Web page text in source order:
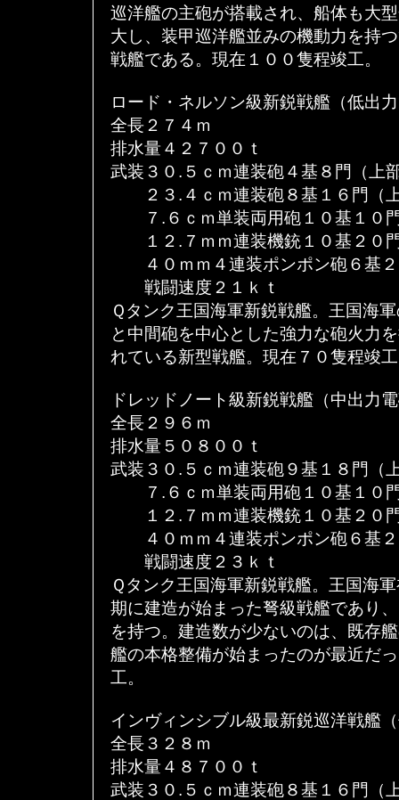
巡洋艦の主砲が搭載され、船体も大
大し、装甲巡洋艦並みの機動力を持
戦艦である。現在１００隻程竣工。
ロード・ネルソン級新鋭戦艦（低出
全長２７４ｍ
排水量４２７００ｔ
武装３０.５ｃｍ連装砲４基８門（上
２３.４ｃｍ連装砲８基１６門（
７.６ｃｍ単装両用砲１０基１０
１２.７ｍｍ連装機銃１０基２０
４０ｍｍ４連装ポンポン砲６基２
戦闘速度２１ｋｔ
Ｑタンク王国海軍新鋭戦艦。王国海
と中間砲を中心とした強力な砲火力
れている新型戦艦。現在７０隻程竣
ドレッドノート級新鋭戦艦（中出力
全長２９６ｍ
排水量５０８００ｔ
武装３０.５ｃｍ連装砲９基１８門（
７.６ｃｍ単装両用砲１０基１０
１２.７ｍｍ連装機銃１０基２０
４０ｍｍ４連装ポンポン砲６基２
戦闘速度２３ｋｔ
Ｑタンク王国海軍新鋭戦艦。王国海
期に建造が始まった弩級戦艦であり
を持つ。建造数が少ないのは、既存
艦の本格整備が始まったのが最近だ
工。
インヴィンシブル級最新鋭巡洋戦艦
全長３２８ｍ
排水量４８７００ｔ
武装３０.５ｃｍ連装砲８基１６門（